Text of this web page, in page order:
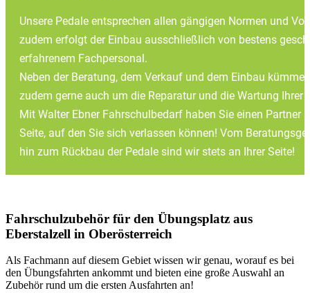
Unsere Pedale entsprechen allen gängigen Normen und
zudem erfolgt der Einbau ausschließlich von bestens
erfahrenem Fachpersonal.
Neben der Beratung, dem Verkauf und dem Einbau
zudem gerne auch um die Reparatur und die Wartung Ihrer
Mit Walter Ebner Fahrschulbedarf haben Sie einen Partner
Seite, auf den Sie sich verlassen können! Vom
hin zum Rückbau der Pedale sind wir stets an Ihrer Seite!
Fahrschulzubehör für den Übungsplatz aus
Eberstalzell in Oberösterreich
Als Fachmann auf diesem Gebiet wissen wir genau, worauf es bei
den Übungsfahrten ankommt und bieten eine große Auswahl an
Zubehör rund um die ersten Ausfahrten an!